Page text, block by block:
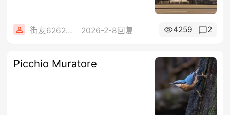
街友62628741 2026-2-8回复 4259 2
Picchio Muratore